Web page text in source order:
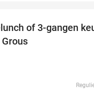
of 3-gangen